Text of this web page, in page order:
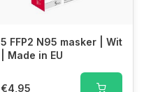
5 FFP2 N95 masker | Wit
| Made in EU
€4,95